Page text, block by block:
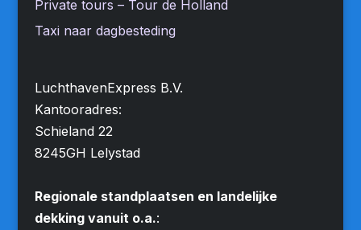
Private tours – Tour de Holland
Taxi naar dagbesteding
LuchthavenExpress B.V.
Kantooradres:
Schieland 22
8245GH Lelystad
Regionale standplaatsen en landelijke
dekking vanuit o.a.: